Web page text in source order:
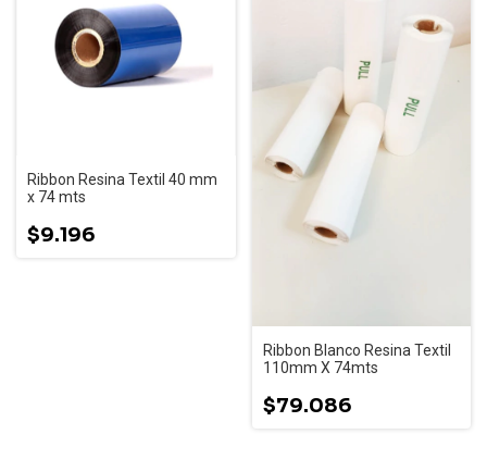
Ribbon Resina Textil 40 mm
x 74 mts
$9.196
Ribbon Blanco Resina Textil
110mm X 74mts
$79.086